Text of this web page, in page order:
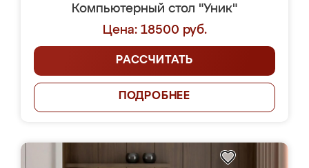
Компьютерный стол "Уник"
Цена: 18500 руб.
РАССЧИТАТЬ
ПОДРОБНЕЕ